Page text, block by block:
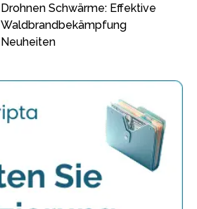
Drohnen Schwärme: Effektive
Waldbrandbekämpfung
Neuheiten